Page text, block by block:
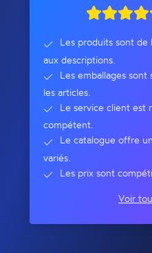
Les produits sont
aux descriptions.
Les emballages
les articles.
Le service client est
compétent.
Le catalogue offre
variés.
Les prix sont
Voir